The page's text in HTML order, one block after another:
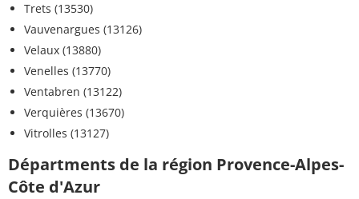
Trets (13530)
Vauvenargues (13126)
Velaux (13880)
Venelles (13770)
Ventabren (13122)
Verquières (13670)
Vitrolles (13127)
Départments de la région Provence-Alpes-
Côte d'Azur